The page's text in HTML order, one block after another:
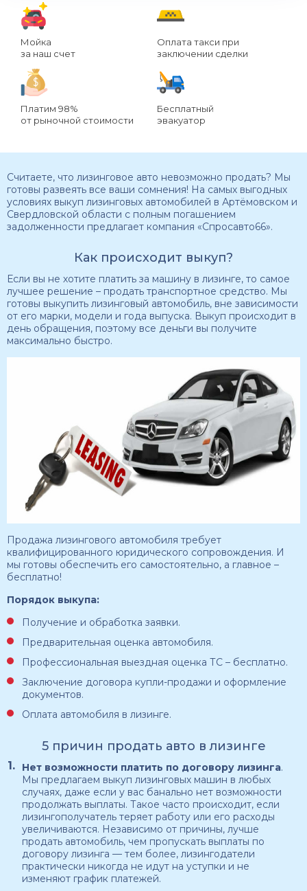
Мойка
за наш счет
Оплата такси при
заключении сделки
Платим 98%
от рыночной стоимости
Бесплатный
эвакуатор
Считаете, что лизинговое авто невозможно продать? Мы
готовы развеять все ваши сомнения! На самых выгодных
условиях выкуп лизинговых автомобилей в Артёмовском и
Свердловской области с полным погашением
задолженности предлагает компания «Спросавто66».
Как происходит выкуп?
Если вы не хотите платить за машину в лизинге, то самое
лучшее решение – продать транспортное средство. Мы
готовы выкупить лизинговый автомобиль, вне зависимости
от его марки, модели и года выпуска. Выкуп происходит в
день обращения, поэтому все деньги вы получите
максимально быстро.
Продажа лизингового автомобиля требует
квалифицированного юридического сопровождения. И
мы готовы обеспечить его самостоятельно, а главное –
бесплатно!
Порядок выкупа:
Получение и обработка заявки.
Предварительная оценка автомобиля.
Профессиональная выездная оценка ТС – бесплатно.
Заключение договора купли-продажи и оформление
документов.
Оплата автомобиля в лизинге.
5 причин продать авто в лизинге
Нет возможности платить по договору лизинга.
Мы предлагаем выкуп лизинговых машин в любых
случаях, даже если у вас банально нет возможности
продолжать выплаты. Такое часто происходит, если
лизингополучатель теряет работу или его расходы
увеличиваются. Независимо от причины, лучше
продать автомобиль, чем пропускать выплаты по
договору лизинга — тем более, лизингодатели
практически никогда не идут на уступки и не
изменяют график платежей.